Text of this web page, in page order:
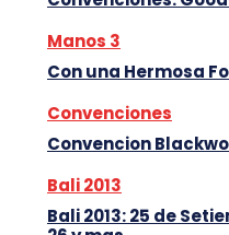
Manos 3
Con una Hermosa
Convenciones
Convencion
Bali 2013
Bali 2013: 25 de